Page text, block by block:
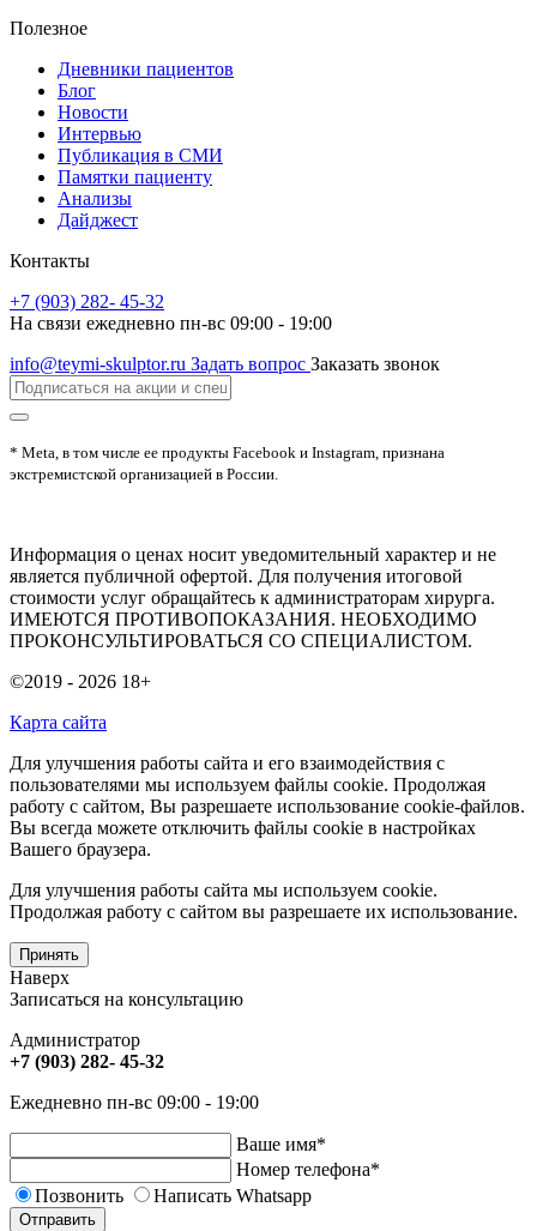
Полезное
Дневники пациентов
Блог
Новости
Интервью
Публикация в СМИ
Памятки пациенту
Анализы
Дайджест
Контакты
+7 (903) 282- 45-32
На связи ежедневно пн-вс 09:00 - 19:00
info@teymi-skulptor.ru Задать вопрос Заказать звонок
* Meta, в том числе ее продукты Facebook и Instagram, признана
экстремистской организацией в России.
Информация о ценах носит уведомительный характер и не
является публичной офертой. Для получения итоговой
стоимости услуг обращайтесь к администраторам хирурга.
ИМЕЮТСЯ ПРОТИВОПОКАЗАНИЯ. НЕОБХОДИМО
ПРОКОНСУЛЬТИРОВАТЬСЯ СО СПЕЦИАЛИСТОМ.
©2019 - 2026 18+
Карта сайта
Для улучшения работы сайта и его взаимодействия с
пользователями мы используем файлы cookie. Продолжая
работу с сайтом, Вы разрешаете использование cookie-файлов.
Вы всегда можете отключить файлы cookie в настройках
Вашего браузера.
Для улучшения работы сайта мы используем cookie.
Продолжая работу с сайтом вы разрешаете их использование.
Принять
Наверх
Записаться на консультацию
Администратор
+7 (903) 282- 45-32
Ежедневно пн-вс 09:00 - 19:00
Ваше имя*
Номер телефона*
Позвонить
Написать Whatsapp
Отправить